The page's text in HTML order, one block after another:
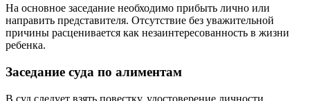
На основное заседание необходимо прибыть лично или
направить представителя. Отсутствие без уважительной
причины расценивается как незаинтересованность в жизни
ребенка.
Заседание суда по алиментам
В суд следует взять повестку, удостоверение личности,